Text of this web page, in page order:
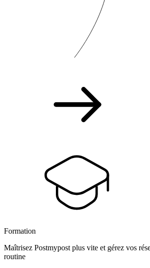
Formation
Maîtrisez Postmypost plus vite et gérez vos
routine